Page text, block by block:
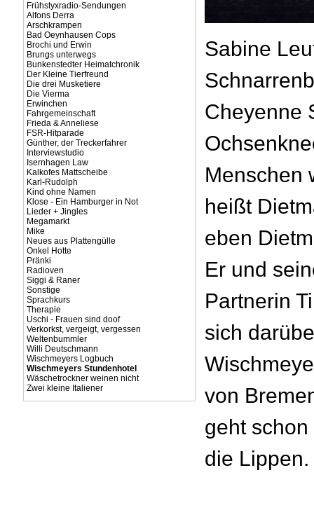
Frühstyxradio-Sendungen
Alfons Derra
Arschkrampen
Bad Oeynhausen Cops
Brochi und Erwin
Brungs unterwegs
Bunkenstedter Heimatchronik
Der Kleine Tierfreund
Die drei Musketiere
Die Vierma
Erwinchen
Fahrgemeinschaft
Frieda & Anneliese
FSR-Hitparade
Günther, der Treckerfahrer
Interviewstudio
Isernhagen Law
Kalkofes Mattscheibe
Karl-Rudolph
Kind ohne Namen
Klose - Ein Hamburger in Not
Lieder + Jingles
Megamarkt
Mike
Neues aus Plattengülle
Onkel Hotte
Pränki
Radioven
Siggi & Raner
Sonstige
Sprachkurs
Therapie
Uschi - Frauen sind doof
Verkorkst, vergeigt, vergessen
Weltenbummler
Willi Deutschmann
Wischmeyers Logbuch
Wischmeyers Stundenhotel
Wäschetrockner weinen nicht
Zwei kleine Italiener
Sabine
Cheyenne
Menschen
heißt
eben
Er und
Partnerin
sich
von
geht
die Lippen.